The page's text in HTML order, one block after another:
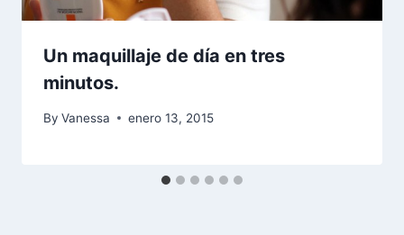
Un maquillaje de día en tres
minutos.
By Vanessa enero 13, 2015